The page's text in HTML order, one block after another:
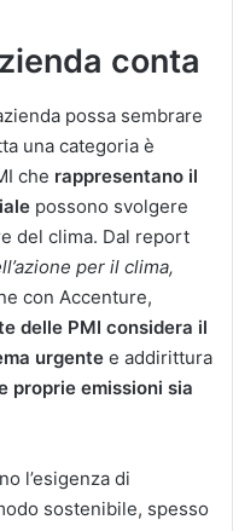
conta
possa sembrare
una categoria è
che rappresentano il
possono svolgere
del clima. Dal report
per il clima,
con Accenture,
delle PMI considera il
urgente e addirittura
proprie emissioni sia
l’esigenza di
sostenibile, spesso